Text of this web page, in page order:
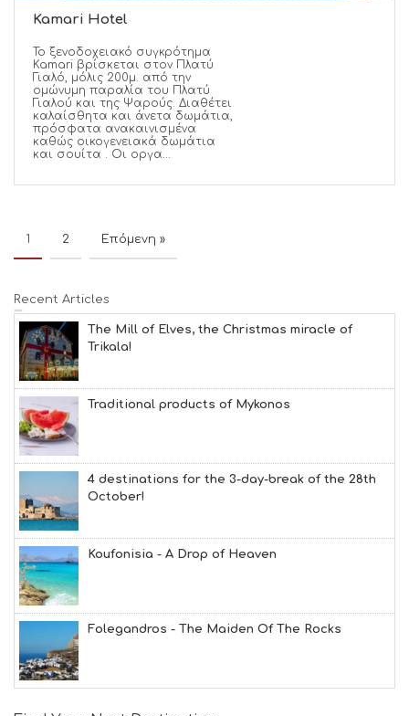
Kamari Hotel
Το ξενοδοχειακό συγκρότημα
Kamari βρίσκεται στον Πλατύ
Γιαλό, μόλις 200μ. από την
ομώνυμη παραλία του Πλατύ
Γιαλού και της Ψαρούς. Διαθέτει
καλαίσθητα και άνετα δωμάτια,
πρόσφατα ανακαινισμένα
καθώς οικογενειακά δωμάτια
και σουίτα . Οι οργα...
1 2 Επόμενη »
Recent Articles
The Mill of Elves, the Christmas miracle of
Trikala!
Traditional products of Mykonos
4 destinations for the 3-day-break of the 28th
October!
Koufonisia - A Drop of Heaven
Folegandros - The Maiden Of The Rocks